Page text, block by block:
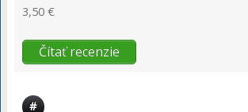
3,50 €
Čítať recenzie
#